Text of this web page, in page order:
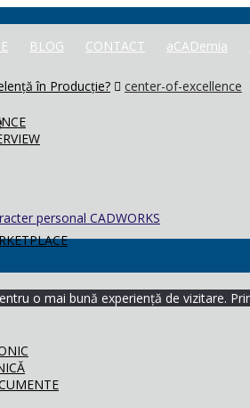
BLOG CONTACT aCADemia
în Producție? center-of-excellence
personal CADWORKS
o mai bună experiență de vizitare.